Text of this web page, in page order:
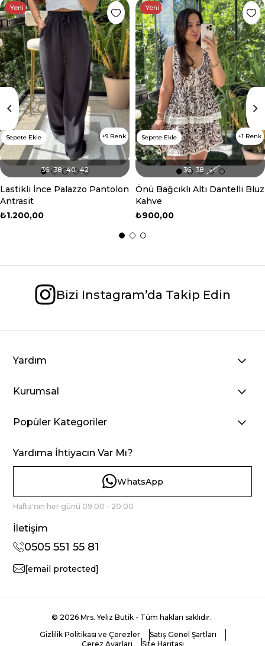
9 Renk
Lastikli İnce Palazzo Pantolon
Antrasit
₺1.200,00
Sepete Ekle
36 38 40 42
Yeni Ürün
1 Renk
Önü Bağcıklı Altı Dantelli Bluz
Kahve
₺900,00
Sepete Ekle
36 38 40
Yeni Ürün
Bizi Instagram’da Takip Edin
Yardım
Kurumsal
Popüler Kategoriler
Yardıma İhtiyacın Var Mı?
WhatsApp
Hafta'nın her günü 09:00 - 20:00
İletişim
0505 551 55 81
[email protected]
© 2026 Mrs. Yeliz Butik - Tüm hakları saklıdır.
Gizlilik Politikası ve Çerezler
Satış Genel Şartları
Çerez Ayarları
Site Haritası